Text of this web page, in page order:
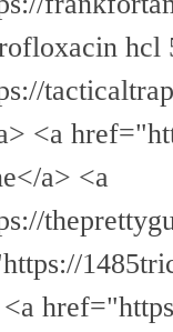
hcl
<a
a> <a